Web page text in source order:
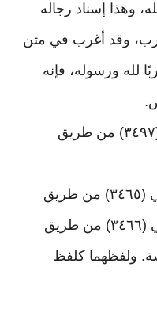
وهذا إسناد رجاله
وقد أغرب في متن
لله ورسوله، فإنه
.
وأخرجه النسائي في «الكبرى» (٣٤٩٧) من طريق
وأخرجه مسلم (١٦٧٦)، والنسائي (٣٤٦٥) من طريق
الأسود بن يزيد النخعي، والنسائي (٣٤٦٦) من طريق
ولفظهما كلفظ